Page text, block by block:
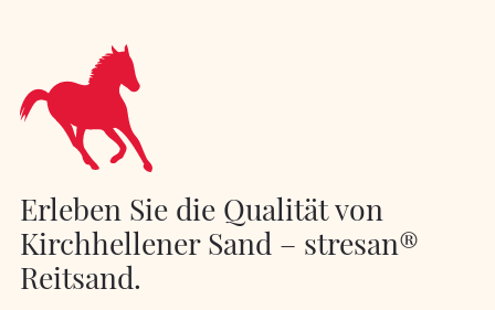
Erleben Sie die Qualität von
Kirchhellener Sand – stresan®
Reitsand.